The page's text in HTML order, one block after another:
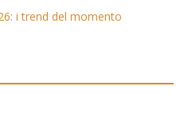
i trend del momento